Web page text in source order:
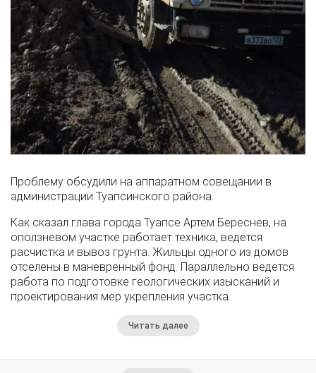
Проблему обсудили на аппаратном совещании в
администрации Туапсинского района.
Как сказал глава города Туапсе Артем Береснев, на
оползневом участке работает техника, ведётся
расчистка и вывоз грунта. Жильцы одного из домов
отселены в маневренный фонд. Параллельно ведется
работа по подготовке геологических изысканий и
проектирования мер укрепления участка.
Читать далее